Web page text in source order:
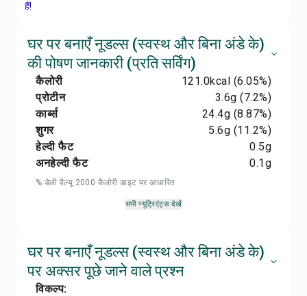
हैं!
घर पर बनाएँ नूडल्स (स्वस्थ और बिना अंडे के)
की पोषण जानकारी (प्रति सर्विंग)
कैलोरी 121.0kcal (6.05%)
प्रोटीन
3.6g (7.2%)
कार्ब्स
24.4g (8.87%)
शुगर
5.6g (11.2%)
हेल्दी फैट
0.5g
अनहेल्दी फैट
0.1g
% डेली वैल्यू 2000 कैलोरी डाइट पर आधारित
सभी न्यूट्रिएंट्स देखें
घर पर बनाएँ नूडल्स (स्वस्थ और बिना अंडे के)
पर अक्सर पूछे जाने वाले प्रश्न
विकल्प: